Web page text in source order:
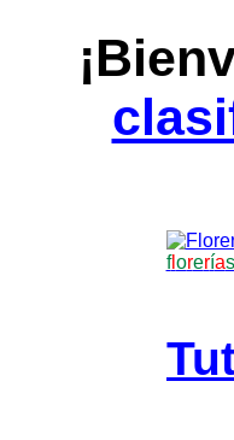
florerías